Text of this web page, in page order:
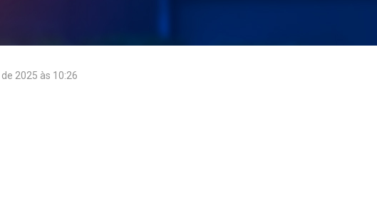
2025 às 10:26